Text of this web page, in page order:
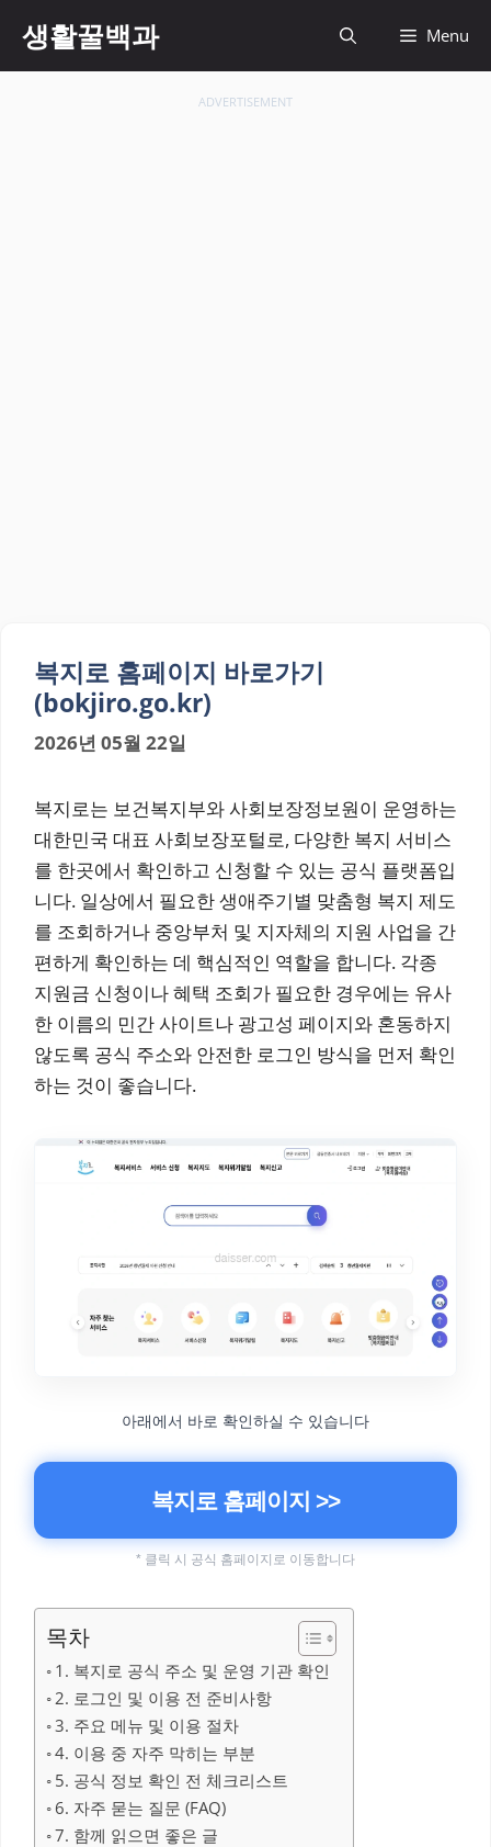
생활꿀백과 Menu
ADVERTISEMENT
복지로 홈페이지 바로가기
(bokjiro.go.kr)
2026년 05월 22일
복지로는 보건복지부와 사회보장정보원이 운영하는
대한민국 대표 사회보장포털로, 다양한 복지 서비스
를 한곳에서 확인하고 신청할 수 있는 공식 플랫폼입
니다. 일상에서 필요한 생애주기별 맞춤형 복지 제도
를 조회하거나 중앙부처 및 지자체의 지원 사업을 간
편하게 확인하는 데 핵심적인 역할을 합니다. 각종
지원금 신청이나 혜택 조회가 필요한 경우에는 유사
한 이름의 민간 사이트나 광고성 페이지와 혼동하지
않도록 공식 주소와 안전한 로그인 방식을 먼저 확인
하는 것이 좋습니다.
아래에서 바로 확인하실 수 있습니다
복지로 홈페이지 >>
* 클릭 시 공식 홈페이지로 이동합니다
목차
1. 복지로 공식 주소 및 운영 기관 확인
2. 로그인 및 이용 전 준비사항
3. 주요 메뉴 및 이용 절차
4. 이용 중 자주 막히는 부분
5. 공식 정보 확인 전 체크리스트
6. 자주 묻는 질문 (FAQ)
7. 함께 읽으면 좋은 글